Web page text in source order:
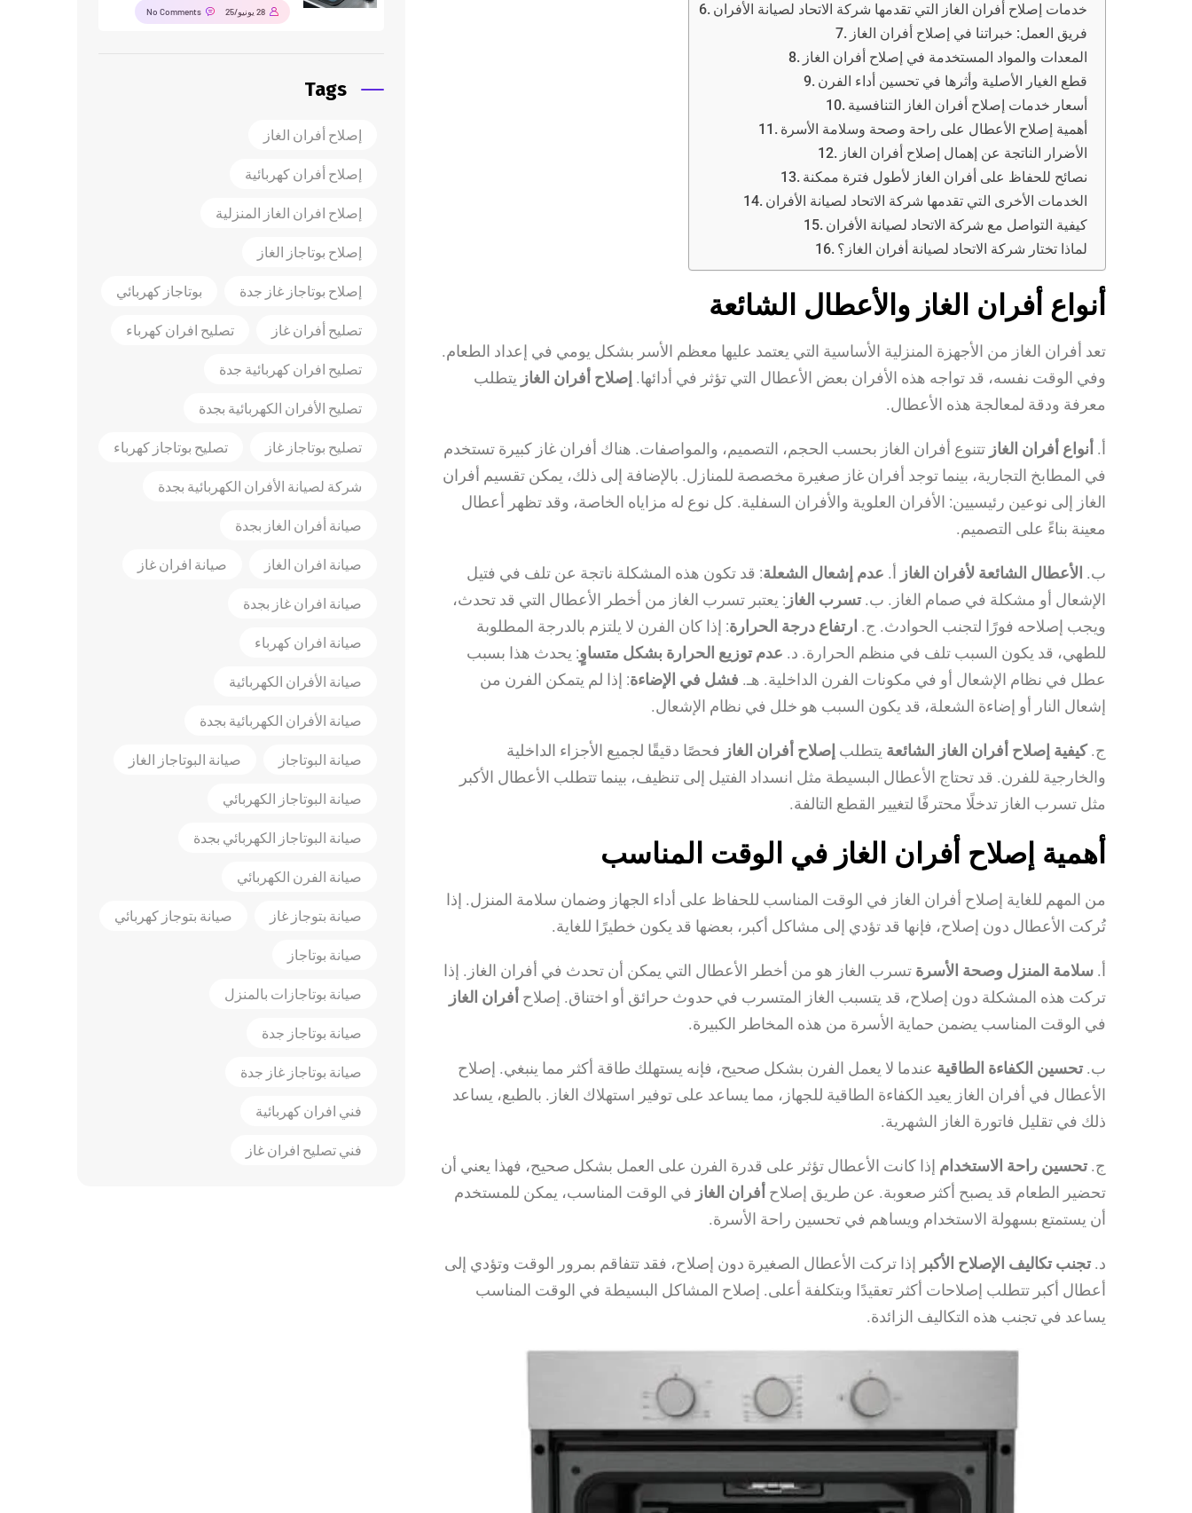
خدمات إصلاح أفران الغاز التي تقدمها شركة الاتحاد لصيانة الأفران
فريق العمل: خبراتنا في إصلاح أفران الغاز
المعدات والمواد المستخدمة في إصلاح أفران الغاز
قطع الغيار الأصلية وأثرها في تحسين أداء الفرن
أسعار خدمات إصلاح أفران الغاز التنافسية
أهمية إصلاح الأعطال على راحة وصحة وسلامة الأسرة
الأضرار الناتجة عن إهمال إصلاح أفران الغاز
نصائح للحفاظ على أفران الغاز لأطول فترة ممكنة
الخدمات الأخرى التي تقدمها شركة الاتحاد لصيانة الأفران
كيفية التواصل مع شركة الاتحاد لصيانة الأفران
لماذا تختار شركة الاتحاد لصيانة أفران الغاز؟
أنواع أفران الغاز والأعطال الشائعة
تعد أفران الغاز من الأجهزة المنزلية الأساسية التي يعتمد عليها معظم الأسر بشكل يومي في إعداد الطعام.
وفي الوقت نفسه، قد تواجه هذه الأفران بعض الأعطال التي تؤثر في أدائها. إصلاح أفران الغاز يتطلب
معرفة ودقة لمعالجة هذه الأعطال.
أ. أنواع أفران الغاز تتنوع أفران الغاز بحسب الحجم، التصميم، والمواصفات. هناك أفران غاز كبيرة تستخدم
في المطابخ التجارية، بينما توجد أفران غاز صغيرة مخصصة للمنازل. بالإضافة إلى ذلك، يمكن تقسيم أفران
الغاز إلى نوعين رئيسيين: الأفران العلوية والأفران السفلية. كل نوع له مزاياه الخاصة، وقد تظهر أعطال
معينة بناءً على التصميم.
ب. الأعطال الشائعة لأفران الغاز أ. عدم إشعال الشعلة: قد تكون هذه المشكلة ناتجة عن تلف في فتيل
الإشعال أو مشكلة في صمام الغاز. ب. تسرب الغاز : يعتبر تسرب الغاز من أخطر الأعطال التي قد تحدث،
ويجب إصلاحه فورًا لتجنب الحوادث. ج. ارتفاع درجة الحرارة: إذا كان الفرن لا يلتزم بالدرجة المطلوبة
للطهي، قد يكون السبب تلف في منظم الحرارة. د. عدم توزيع الحرارة بشكل متساوٍ: يحدث هذا بسبب
عطل في نظام الإشعال أو في مكونات الفرن الداخلية. هـ. فشل في الإضاءة: إذا لم يتمكن الفرن من
إشعال النار أو إضاءة الشعلة، قد يكون السبب هو خلل في نظام الإشعال.
ج.كيفية إصلاح أفران الغاز الشائعة يتطلب إصلاح أفران الغاز فحصًا دقيقًا لجميع الأجزاء الداخلية
والخارجية للفرن. قد تحتاج الأعطال البسيطة مثل انسداد الفتيل إلى تنظيف، بينما تتطلب الأعطال الأكبر
مثل تسرب الغاز تدخلًا محترفًا لتغيير القطع التالفة.
أهمية إصلاح أفران الغاز في الوقت المناسب
من المهم للغاية إصلاح أفران الغاز في الوقت المناسب للحفاظ على أداء الجهاز وضمان سلامة المنزل. إذا
تُركت الأعطال دون إصلاح، فإنها قد تؤدي إلى مشاكل أكبر، بعضها قد يكون خطيرًا للغاية.
أ. سلامة المنزل وصحة الأسرة تسرب الغاز هو من أخطر الأعطال التي يمكن أن تحدث في أفران الغاز. إذا
تركت هذه المشكلة دون إصلاح، قد يتسبب الغاز المتسرب في حدوث حرائق أو اختناق. إصلاح أفران الغاز
في الوقت المناسب يضمن حماية الأسرة من هذه المخاطر الكبيرة.
ب. تحسين الكفاءة الطاقية عندما لا يعمل الفرن بشكل صحيح، فإنه يستهلك طاقة أكثر مما ينبغي. إصلاح
الأعطال في أفران الغاز يعيد الكفاءة الطاقية للجهاز، مما يساعد على توفير استهلاك الغاز. بالطبع، يساعد
ذلك في تقليل فاتورة الغاز الشهرية.
ج. تحسين راحة الاستخدام إذا كانت الأعطال تؤثر على قدرة الفرن على العمل بشكل صحيح، فهذا يعني أن
تحضير الطعام قد يصبح أكثر صعوبة. عن طريق إصلاح أفران الغاز في الوقت المناسب، يمكن للمستخدم
أن يستمتع بسهولة الاستخدام ويساهم في تحسين راحة الأسرة.
د. تجنب تكاليف الإصلاح الأكبر إذا تركت الأعطال الصغيرة دون إصلاح، فقد تتفاقم بمرور الوقت وتؤدي إلى
أعطال أكبر تتطلب إصلاحات أكثر تعقيدًا وبتكلفة أعلى. إصلاح المشاكل البسيطة في الوقت المناسب
يساعد في تجنب هذه التكاليف الزائدة.
28 يونيو/25 No Comments
Tags
إصلاح أفران الغاز
إصلاح أفران كهربائية
إصلاح افران الغاز المنزلية
إصلاح بوتاجاز الغاز
إصلاح بوتاجاز غاز جدة بوتاجاز كهربائي
تصليح أفران غاز تصليح افران كهرباء
تصليح افران كهربائية جدة
تصليح الأفران الكهربائية بجدة
تصليح بوتاجاز غاز تصليح بوتاجاز كهرباء
شركة لصيانة الأفران الكهربائية بجدة
صيانة أفران الغاز بجدة
صيانة افران الغاز صيانة افران غاز
صيانة افران غاز بجدة
صيانة افران كهرباء
صيانة الأفران الكهربائية
صيانة الأفران الكهربائية بجدة
صيانة البوتاجاز صيانة البوتاجاز الغاز
صيانة البوتاجاز الكهربائي
صيانة البوتاجاز الكهربائي بجدة
صيانة الفرن الكهربائي
صيانة بتوجاز غاز صيانة بتوجاز كهربائي
صيانة بوتاجاز
صيانة بوتاجازات بالمنزل
صيانة بوتاجاز جدة
صيانة بوتاجاز غاز جدة
فني افران كهربائية
فني تصليح افران غاز